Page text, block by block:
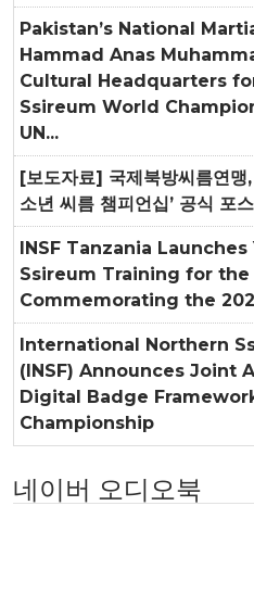
Pakistan’s National
Hammad Anas
Cultural Headquarters
Ssireum World
UN...
[보도자료] 국제북방씨름연맹
소년 씨름 챔피언십’ 공식 포
INSF Tanzania
Ssireum Training for
Commemorating the
International Northern
(INSF) Announces Joint
Digital Badge
Championship
네이버 오디오북